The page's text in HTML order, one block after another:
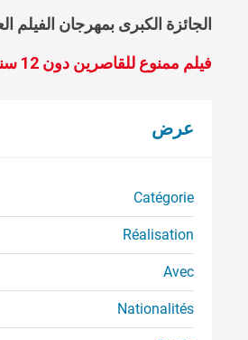
الجائزة الكبرى بمهرجان الفيلم
فيلم ممنوع للقاصرين دون 12 سنة
عرض
Catégorie
Réalisation
Avec
Nationalités